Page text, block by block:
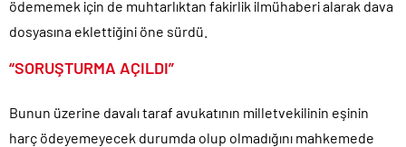
ödememek için de muhtarlıktan fakirlik ilmühaberi alarak dava
dosyasına eklettiğini öne sürdü.
“SORUŞTURMA AÇILDI”
Bunun üzerine davalı taraf avukatının milletvekilinin eşinin
harç ödeyemeyecek durumda olup olmadığını mahkemede